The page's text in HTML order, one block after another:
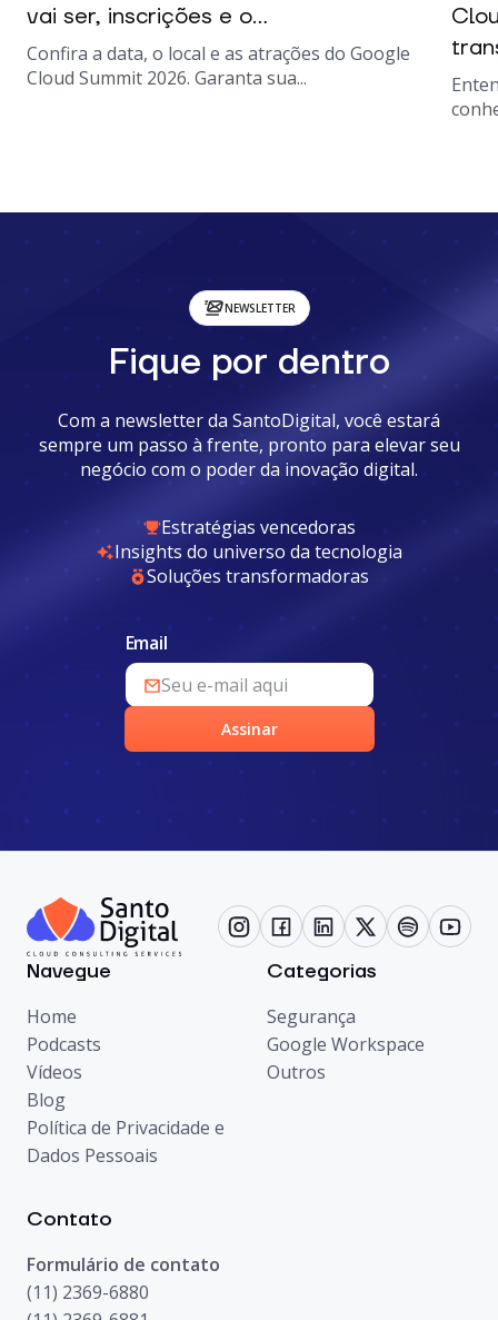
vai ser, inscrições e o...
Confira a data, o local e as atrações do Google
Cloud Summit 2026. Garanta sua...
NEWSLETTER
Fique por dentro
Com a newsletter da SantoDigital, você estará
sempre um passo à frente, pronto para elevar seu
negócio com o poder da inovação digital.
Estratégias vencedoras
Insights do universo da tecnologia
Soluções transformadoras
Email
Assinar
Navegue
Home
Podcasts
Vídeos
Blog
Política de Privacidade e
Dados Pessoais
Categorias
Segurança
Google Workspace
Outros
Contato
Formulário de contato
(11) 2369-6880